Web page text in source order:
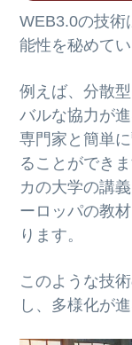
WEB3.0の技術
能性を秘めてい
例えば、分散
バルな協力が
専門家と簡単
ることができ
カの大学の講
ーロッパの教
ります。
このような技
し、多様化が